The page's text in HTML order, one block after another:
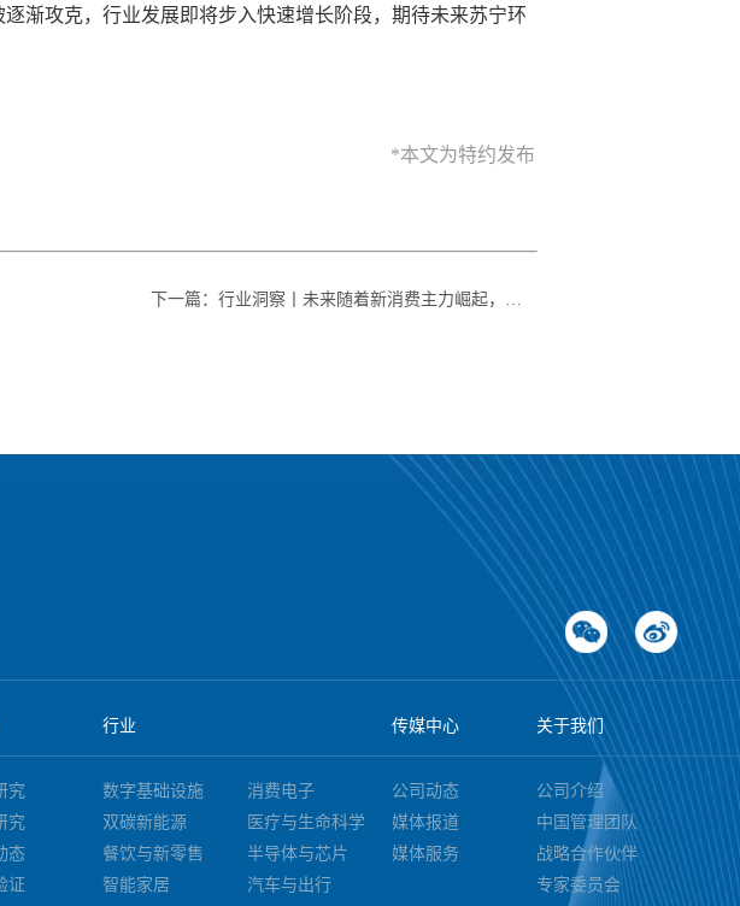
渐攻克，行业发展即将步入快速增长阶段，期待未来苏宁环
*本文为特约发布
下一篇 ： 行业洞察丨​未来随着新消费主力崛起，一站式婚礼服务将成为大势所趋
行业 传媒中心 关于我们
究
究
态
证
数字基础设施
消费电子
双碳新能源
医疗与生命科学
餐饮与新零售
半导体与芯片
智能家居
汽车与出行
公司动态
媒体报道
媒体服务
公司介绍
中国管理团队
战略合作伙伴
专家委员会